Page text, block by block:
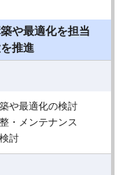
や最適化を担当
推進
や最適化の検討
・メンテナンス
討